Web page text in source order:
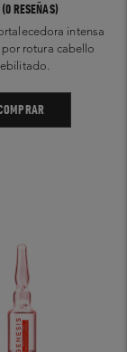
RESEÑAS)
intensa
rotura cabello